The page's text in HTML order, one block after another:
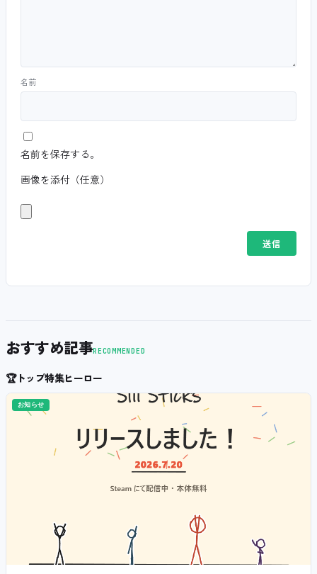
名前
名前を保存する。
画像を添付（任意）
おすすめ記事RECOMMENDED
🏆トップ特集ヒーロー
お知らせ